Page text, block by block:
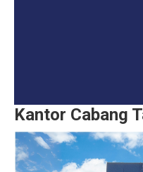
Kantor Cabang